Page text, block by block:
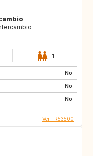
1
No
No
No
Ver FR53500